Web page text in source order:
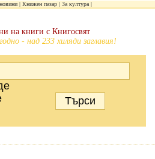
Книжен пазар За култура
- над 233 хиляди заглавия!